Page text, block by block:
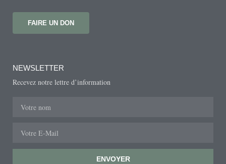
FAIRE UN DON
NEWSLETTER
Recevez notre lettre d’information
ENVOYER